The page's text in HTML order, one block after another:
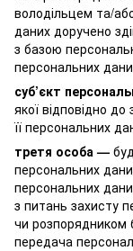
володільцем та/
даних доручено
з базою
персональних
суб’єкт
якої відповідно
її персональних
третя особа —
персональних
персональних
з питань захисту
чи розпорядником
передача